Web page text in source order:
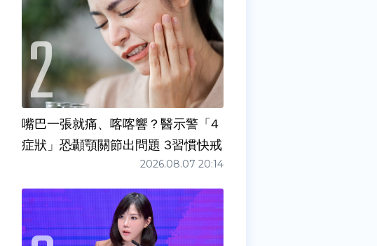
嘴巴一張就痛、喀喀響？醫示警「4
症狀」恐顳顎關節出問題 3習慣快戒
2026.08.07 20:14